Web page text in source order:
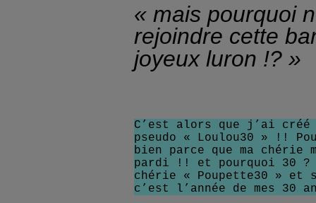
« mais pourquoi
rejoindre cette
joyeux luron !? »
C’est alors que j’ai créé
pseudo « Loulou30 » !!
bien parce que ma chérie
pardi !! et pourquoi 30 ?
chérie « Poupette30 » et
c’est l’année de mes 30